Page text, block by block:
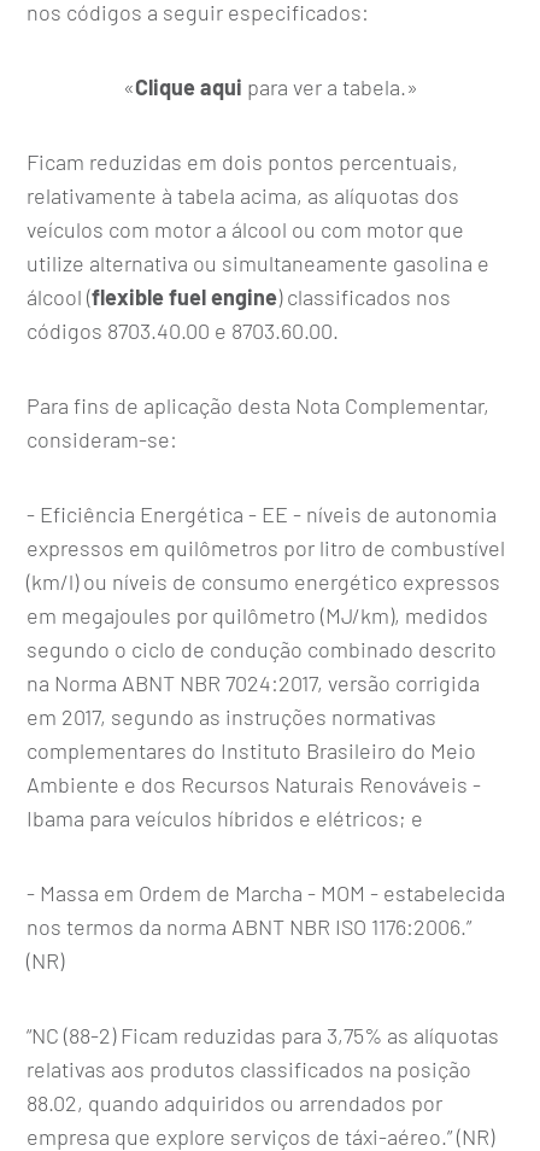
nos códigos a seguir especificados:
«Clique aqui para ver a tabela.»
Ficam reduzidas em dois pontos percentuais,
relativamente à tabela acima, as alíquotas dos
veículos com motor a álcool ou com motor que
utilize alternativa ou simultaneamente gasolina e
álcool (flexible fuel engine) classificados nos
códigos 8703.40.00 e 8703.60.00.
Para fins de aplicação desta Nota Complementar,
consideram-se:
- Eficiência Energética - EE - níveis de autonomia
expressos em quilômetros por litro de combustível
(km/l) ou níveis de consumo energético expressos
em megajoules por quilômetro (MJ/km), medidos
segundo o ciclo de condução combinado descrito
na Norma ABNT NBR 7024:2017, versão corrigida
em 2017, segundo as instruções normativas
complementares do Instituto Brasileiro do Meio
Ambiente e dos Recursos Naturais Renováveis -
Ibama para veículos híbridos e elétricos; e
- Massa em Ordem de Marcha - MOM - estabelecida
nos termos da norma ABNT NBR ISO 1176:2006.”
(NR)
“NC (88-2) Ficam reduzidas para 3,75% as alíquotas
relativas aos produtos classificados na posição
88.02, quando adquiridos ou arrendados por
empresa que explore serviços de táxi-aéreo.” (NR)